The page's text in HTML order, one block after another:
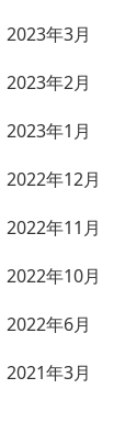
2023年3月
2023年2月
2023年1月
2022年12月
2022年11月
2022年10月
2022年6月
2021年3月